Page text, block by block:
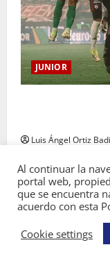
JUNIOR
Luis Ángel Ortiz
Copyright ©
Camerino
Al continuar la
portal web,
que se encuentra
acuerdo con esta
Cookie settings